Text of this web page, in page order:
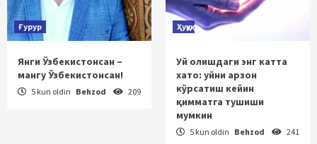
Ғурур
Янги Ўзбекистонсан –
мангу Ўзбекистонсан!
5 kun oldin Behzod 209
Ҳуқуқ
Уй олишдаги энг катта
хато: уйни арзон
кўрсатиш кейин
қимматга тушиши
мумкин
5 kun oldin Behzod 241